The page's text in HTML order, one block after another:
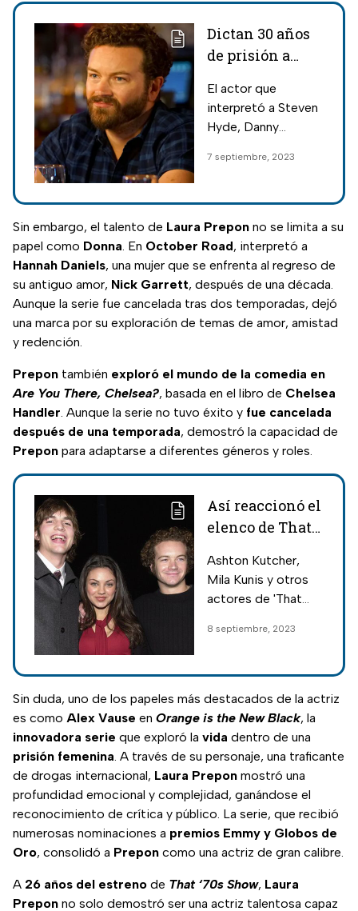
Dictan 30 años
de prisión a
Masterson,
actor de “Thats
El actor que
interpretó a Steven
Hyde, Danny
condenado a 30
dos delitos graves;
te contamos de
qué fue acusado.
7 septiembre, 2023
Sin embargo, el talento de Laura Prepon no se limita a su
papel como Donna. En October Road, interpretó a
Hannah Daniels, una mujer que se enfrenta al regreso de
su antiguo amor, Nick Garrett, después de una década.
Aunque la serie fue cancelada tras dos temporadas, dejó
una marca por su exploración de temas de amor, amistad
y redención.
Prepon también exploró el mundo de la comedia en
Are You There, Chelsea?, basada en el libro de Chelsea
Handler. Aunque la serie no tuvo éxito y fue cancelada
después de una temporada, demostró la capacidad de
Prepon para adaptarse a diferentes géneros y roles.
Así reaccionó el
elenco de That
condena a
Danny
Ashton Kutcher,
Mila Kunis y otros
actores de 'That
mostraron su apoyo
tras ser
sentenciado a
varias décadas de
prisión por dos
delitos graves.
8 septiembre, 2023
Sin duda, uno de los papeles más destacados de la actriz
es como Alex Vause en Orange is the New Black, la
innovadora serie que exploró la vida dentro de una
prisión femenina. A través de su personaje, una traficante
de drogas internacional, Laura Prepon mostró una
profundidad emocional y complejidad, ganándose el
reconocimiento de crítica y público. La serie, que recibió
numerosas nominaciones a premios Emmy y Globos de
Oro, consolidó a Prepon como una actriz de gran calibre.
A 26 años del estreno de That ‘70s Show, Laura
Prepon no solo demostró ser una actriz talentosa capaz